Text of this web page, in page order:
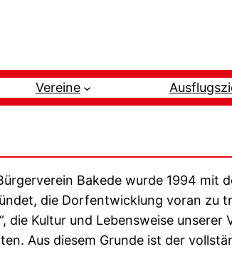
Vereine
Bakede wurde 1994 mit
die Dorfentwicklung voran zu
die Kultur und Lebensweise unserer
Aus diesem Grunde ist der